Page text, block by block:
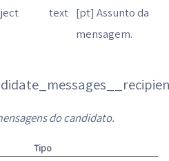
text [pt] Assunto da
mensagem.
do candidato.
Tipo